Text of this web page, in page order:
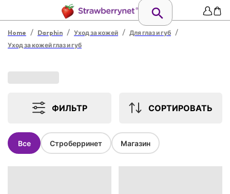
Home / Darphin / Уход за кожей / Для глаз и губ /
Уход за кожей глаз и губ
ФИЛЬТР СОРТИРОВАТЬ
Все Строберринет Магазин